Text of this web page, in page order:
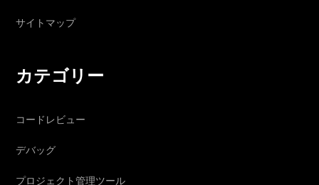
サイトマップ
カテゴリー
コードレビュー
デバッグ
プロジェクト管理ツール